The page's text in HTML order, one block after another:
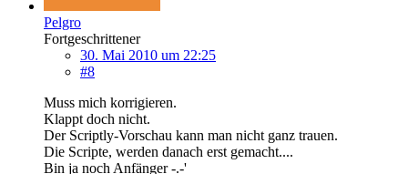
Pelgro
Fortgeschrittener
30. Mai 2010 um 22:25
#8
Muss mich korrigieren.
Klappt doch nicht.
Der Scriptly-Vorschau kann man nicht ganz trauen.
Die Scripte, werden danach erst gemacht....
Bin ja noch Anfänger -.-'